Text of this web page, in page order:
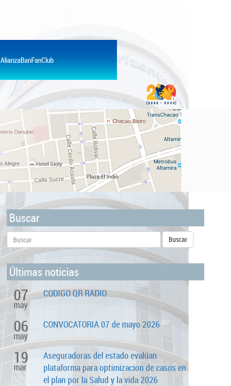
AlianzaBanFanClub
Buscar
Últimas noticias
07
may
CODIGO QR RADIO
06
may
CONVOCATORIA 07 de mayo 2026
19
mar
Aseguradoras del estado evalúan
plataforma para optimizacion de casos en
el plan por la Salud y la vida 2026